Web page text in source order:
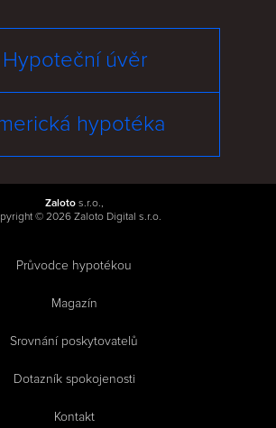
Hypoteční úvěr
hypotéka
Zalotos.r.o.,
© 2026 Zaloto Digital s.r.o.
Průvodce hypotékou
Magazín
Srovnání poskytovatelů
Dotazník spokojenosti
Kontakt